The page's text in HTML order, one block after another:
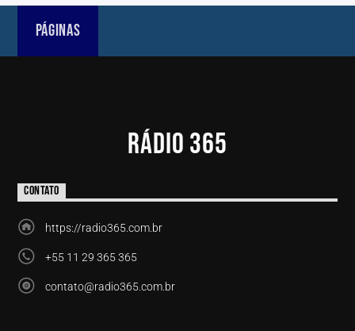
PÁGINAS
RÁDIO 365
CONTATO
https://radio365.com.br
+55 11 29 365 365
contato@radio365.com.br